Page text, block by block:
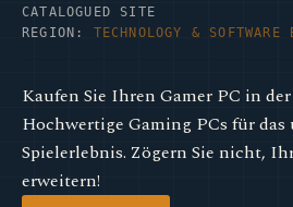
CATALOGUED SITE
REGION: TECHNOLOGY & SOFTWARE
Kaufen Sie Ihren Gamer PC in der
Hochwertige Gaming PCs für
Spielerlebnis. Zögern Sie nicht,
erweitern!